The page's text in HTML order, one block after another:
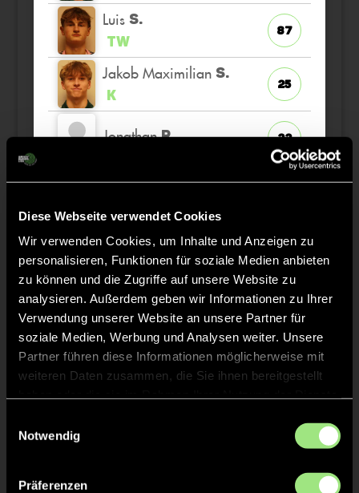
Diese Webseite verwendet Cookies
Wir verwenden Cookies, um Inhalte und Anzeigen zu
personalisieren, Funktionen für soziale Medien anbieten
zu können und die Zugriffe auf unsere Website zu
analysieren. Außerdem geben wir Informationen zu Ihrer
Verwendung unserer Website an unsere Partner für
soziale Medien, Werbung und Analysen weiter. Unsere
Partner führen diese Informationen möglicherweise mit
weiteren Daten zusammen, die Sie ihnen bereitgestellt
Notwendig
Präferenzen
Luis S.
TW
87
Jakob Maximilian S.
K
25
Jonathan R. 22
Sebastian
Moritz A. 77
Staff
TW = Torwart & ETW = Ersatztorwart, K = Kapitän
Tore & Karten